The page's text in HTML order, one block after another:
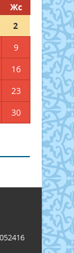
Жс
2
9
16
23
30